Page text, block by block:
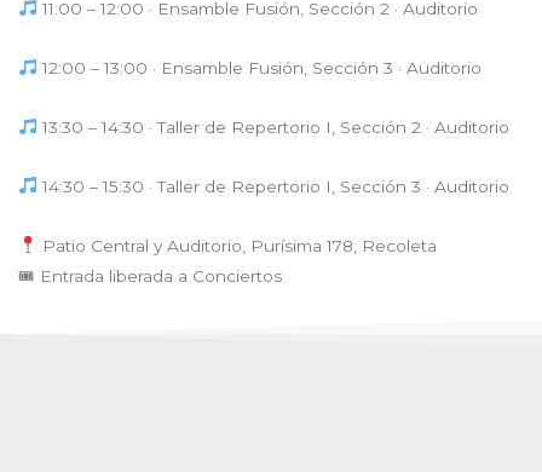
11:00 – 12:00 · Ensamble Fusión, Sección 2 · Auditorio
12:00 – 13:00 · Ensamble Fusión, Sección 3 · Auditorio
13:30 – 14:30 · Taller de Repertorio I, Sección 2 · Auditorio
14:30 – 15:30 · Taller de Repertorio I, Sección 3 · Auditorio
Patio Central y Auditorio, Purísima 178, Recoleta
🎟 Entrada liberada a Conciertos